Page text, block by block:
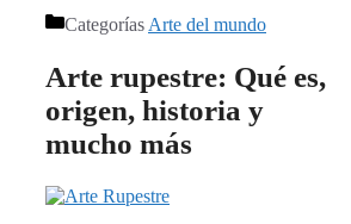
Categorías Arte del mundo
Arte rupestre: Qué es,
origen, historia y
mucho más